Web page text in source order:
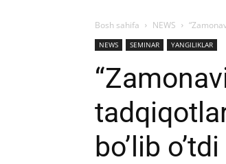
Bosh sahifa NEWS
NEWS SEMINAR YANGILIKLAR
bo’lib o’tdi